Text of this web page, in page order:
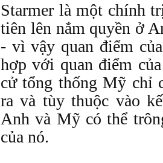
Starmer là một chính
tiên lên nắm quyền ở
- vì vậy quan điểm
hợp với quan điểm
cử tổng thống Mỹ chỉ
ra và tùy thuộc vào
Anh và Mỹ có thể
của nó.